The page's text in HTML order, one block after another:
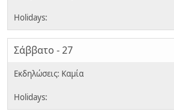
Σάββατο - 27